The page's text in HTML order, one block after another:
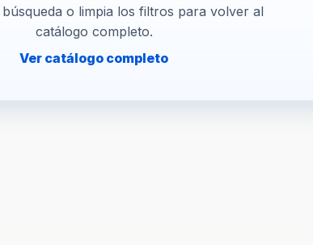
o limpia los filtros para volver al
catálogo completo.
Ver catálogo completo